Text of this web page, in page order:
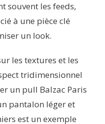
souvent les feeds,
à une pièce clé
un look.
les textures et les
tridimensionnel
un pull Balzac Paris
pantalon léger et
est un exemple